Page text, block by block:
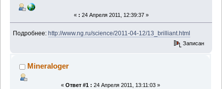
« : 24 Апреля 2011, 12:39:37 »
Подробнее:http://www.ng.ru/science/2011-04-12/13_brilliant.html
Записан
Mineraloger
« Ответ #1 : 24 Апреля 2011, 13:11:03 »